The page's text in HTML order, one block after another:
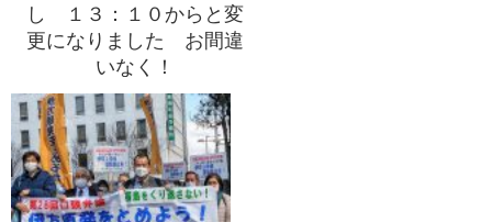
し １３：１０からと変
更になりました お間違
いなく！